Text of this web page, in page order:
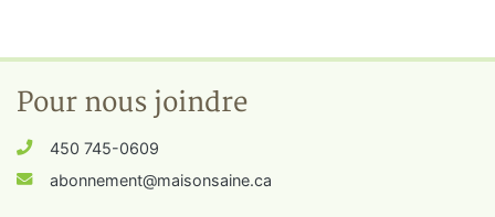
Pour nous joindre
450 745-0609
abonnement@maisonsaine.ca